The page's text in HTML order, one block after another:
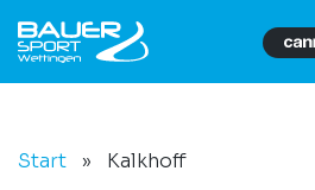
Start » Kalkhoff